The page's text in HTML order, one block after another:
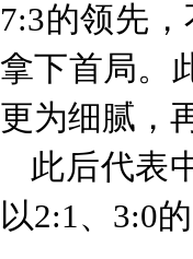
7:3的领先
拿下首局。
更为细腻，
此后代表
以2:1、3:0